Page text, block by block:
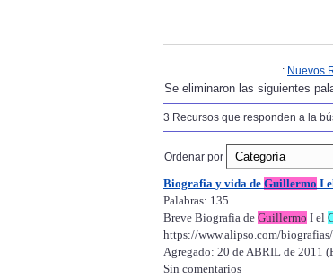
.: Nuevos
Se eliminaron las siguientes
3 Recursos que responden a la
Ordenar por
Biografia y vida de Guillermo I
Palabras: 135
Breve Biografia de Guillermo I el
https://www.alipso.com/
Agregado: 20 de ABRIL de 2011
Sin comentarios